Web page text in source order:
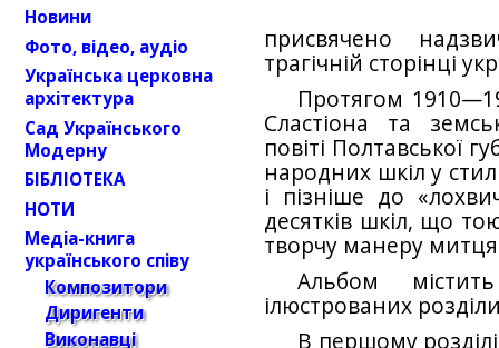
присвячено
трагічній сторінці
Протягом
Сластіона та
повіті Полтавської
народних шкіл у
і пізніше до
десятків шкіл, що
творчу манеру
Альбом
ілюстрованих
В першому
Новини
Фото, відео, аудіо
Українська церковна
архітектура
Сад Українського
Модерну
БІБЛІОТЕКА
НОТИ
Медіа-книга
українського співу
Композитори
Диригенти
Виконавці